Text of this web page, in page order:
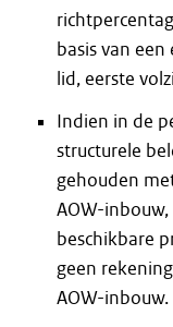
basis van
lid, eerste
Indien in de
structurele
gehouden
AOW-
beschikbare
geen
AOW-inbouw.